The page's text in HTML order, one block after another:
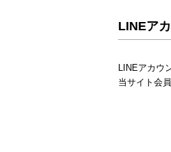
LINEア
LINEアカウ
当サイト会